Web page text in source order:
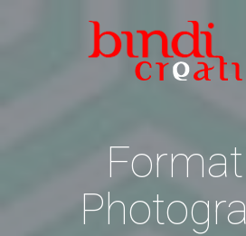
Accueil
Les
Infos